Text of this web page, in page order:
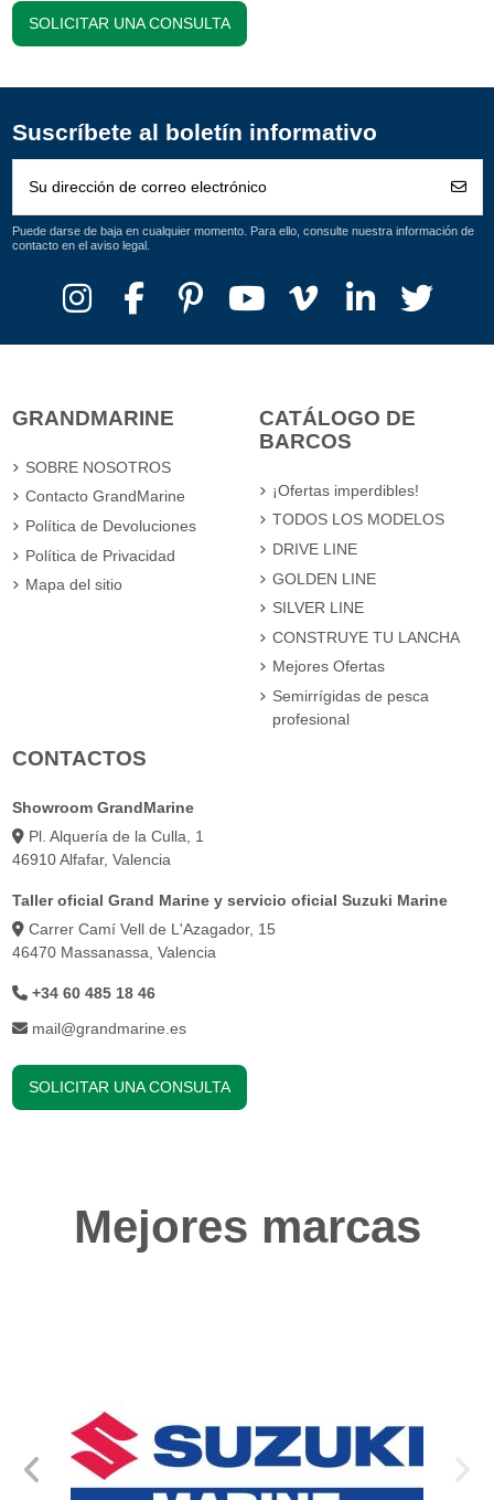
SOLICITAR UNA CONSULTA
Suscríbete al boletín informativo
Puede darse de baja en cualquier momento. Para ello, consulte nuestra información de
contacto en el aviso legal.
GRANDMARINE
SOBRE NOSOTROS
Contacto GrandMarine
Política de Devoluciones
Política de Privacidad
Mapa del sitio
CATÁLOGO DE
BARCOS
¡Ofertas imperdibles!
TODOS LOS MODELOS
DRIVE LINE
GOLDEN LINE
SILVER LINE
CONSTRUYE TU LANCHA
Mejores Ofertas
Semirrígidas de pesca
profesional
CONTACTOS
Showroom GrandMarine
Pl. Alquería de la Culla, 1
46910 Alfafar, Valencia
Taller oficial Grand Marine y servicio oficial Suzuki Marine
Carrer Camí Vell de L'Azagador, 15
46470 Massanassa, Valencia
+34 60 485 18 46
mail@grandmarine.es
SOLICITAR UNA CONSULTA
Mejores marcas